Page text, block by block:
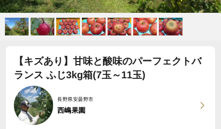
【キズあり】甘味と酸味のパーフェクトバ
ランス ふじ3kg箱(7玉～11玉)
長野県安曇野市
西嶋果園